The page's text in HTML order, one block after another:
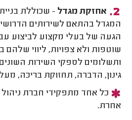
אחזקת מגדל - שכוללת
המגדל בהתאם לשירותים
הגעה של בעלי מקצוע לביצוע
שוטפות ולא צפויות, ליווי
ותשלומים לספקי השירות השונים
גינון, הדברה, תחזוקת בריכה,
כל אחד מתפקידי חברת
אחרת.